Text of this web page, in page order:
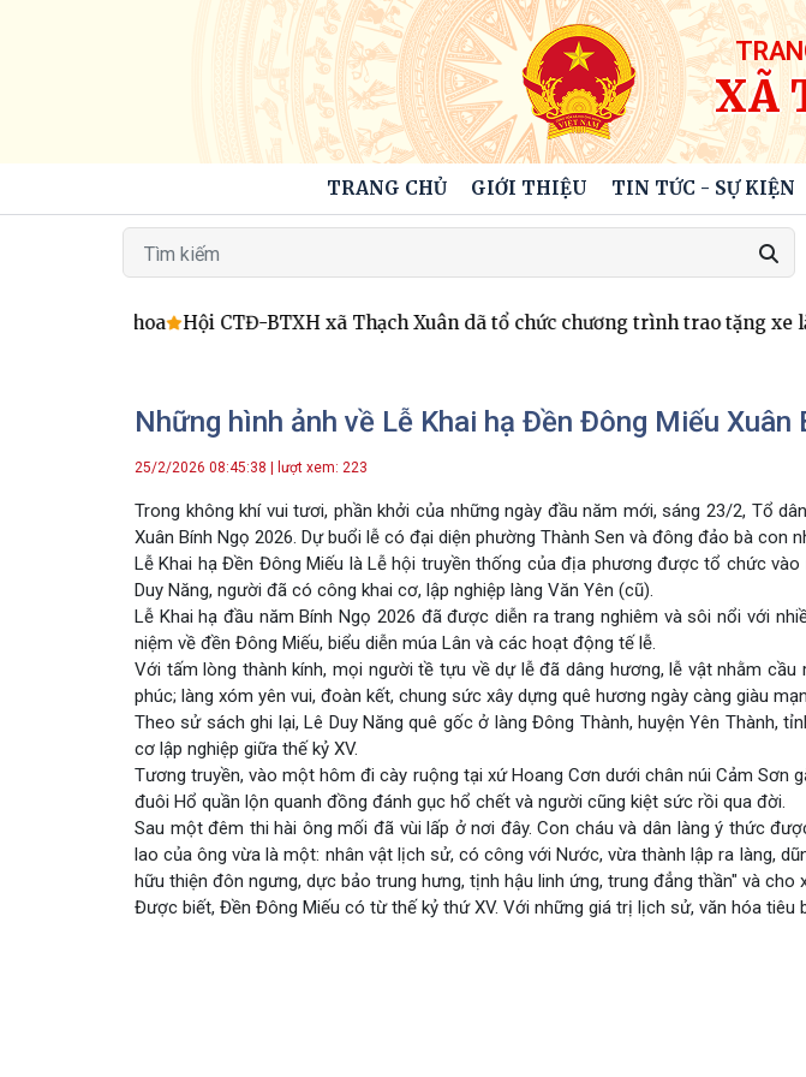
XÃ
TRANG CHỦ GIỚI THIỆU TIN TỨC - SỰ KIỆN
đang nở hoa Hội CTĐ-BTXH xã Thạch Xuân dã tổ chức chương trình trao tặng xe
Những hình ảnh về Lễ Khai hạ Đền Đông Miếu Xuân
25/2/2026 08:45:38 | lượt xem: 223
Trong không khí vui tươi, phần khởi của những ngày đầu năm mới, sáng 23/2, Tổ
Xuân Bính Ngọ 2026. Dự buổi lễ có đại diện phường Thành Sen và đông đảo bà con
Lễ Khai hạ Đền Đông Miếu là Lễ hội truyền thống của địa phương được tổ chức
Duy Năng, người đã có công khai cơ, lập nghiệp làng Văn Yên (cũ).
Lễ Khai hạ đầu năm Bính Ngọ 2026 đã được diễn ra trang nghiêm và sôi nổi với
niệm về đền Đông Miếu, biểu diễn múa Lân và các hoạt động tế lễ.
Với tấm lòng thành kính, mọi người tề tựu về dự lễ đã dâng hương, lễ vật nhằm
phúc; làng xóm yên vui, đoàn kết, chung sức xây dựng quê hương ngày càng giàu
Theo sử sách ghi lại, Lê Duy Năng quê gốc ở làng Đông Thành, huyện Yên Thành,
cơ lập nghiệp giữa thế kỷ XV.
Tương truyền, vào một hôm đi cày ruộng tại xứ Hoang Cơn dưới chân núi Cảm Sơn
đuôi Hổ quần lộn quanh đồng đánh gục hổ chết và người cũng kiệt sức rồi qua đời.
Sau một đêm thi hài ông mối đã vùi lấp ở nơi đây. Con cháu và dân làng ý thức
lao của ông vừa là một: nhân vật lịch sử, có công với Nước, vừa thành lập ra làng,
hữu thiện đôn ngưng, dực bảo trung hưng, tịnh hậu linh ứng, trung đẳng thần" và
Được biết, Đền Đông Miếu có từ thế kỷ thứ XV. Với những giá trị lịch sử, văn hóa